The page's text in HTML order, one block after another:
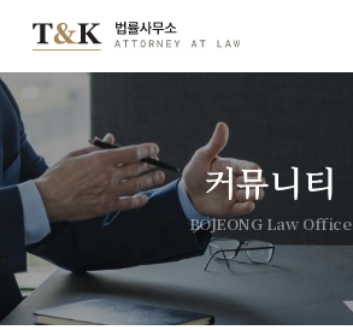
커뮤니티
BOJEONG Law Office